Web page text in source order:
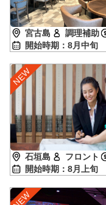
宮古島 調理補助
開始時期：8月中旬
石垣島 フロント
開始時期：8月上旬